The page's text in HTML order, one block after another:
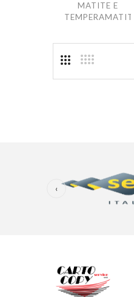
MATITE E
TEMPERAMATITE
‹